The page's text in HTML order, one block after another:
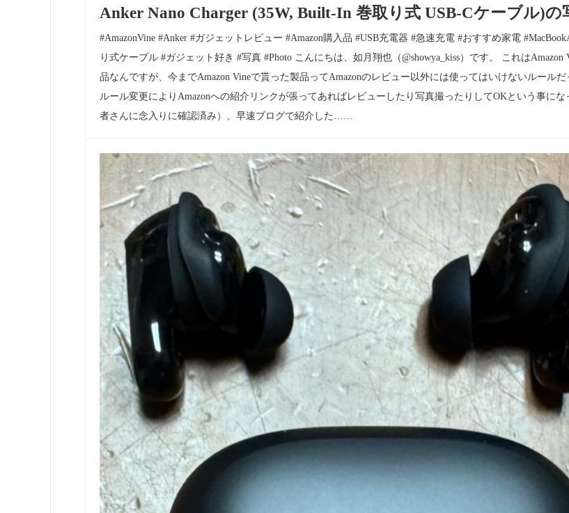
Anker Nano Charger (35W, Built-In 巻取り式 USB-Cケーブル)の
#AmazonVine #Anker #ガジェットレビュー #Amazon購入品 #USB充電器 #急速充電 #おすすめ家電
り式ケーブル #ガジェット好き #写真 #Photo こんにちは、如月翔也（@showya_kiss）です。 これはAmazon
品なんですが、今までAmazon Vineで貰った製品ってAmazonのレビュー以外には使ってはいけないルールだ
ルール変更によりAmazonへの紹介リンクが張ってあればレビューしたり写真撮ったりしてOKという事にな
者さんに念入りに確認済み）、早速ブログで紹介した……